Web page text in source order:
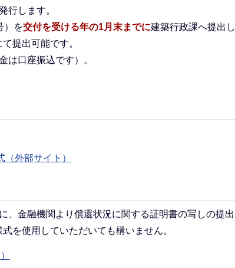
行します。
）を交付を受ける年の1月末までに建築行政課へ提出し
て提出可能です。
は口座振込です）。
外部サイト）
金融機関より償還状況に関する証明書の写しの提
を使用していただいても構いません。